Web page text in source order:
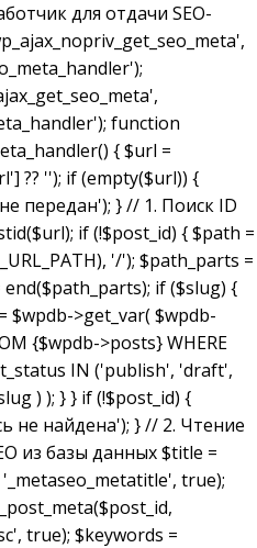
для отдачи SEO-
function
{ $url =
?? ''); if (empty($url)) {
передан'); } // 1. Поиск ID
if (!$post_id) { $path =
'/'); $path_parts =
if ($slug) {
$wpdb->get_var( $wpdb-
{$wpdb->posts} WHERE
IN ('publish', 'draft',
) ); } } if (!$post_id) {
не найдена'); } // 2. Чтение
из базы данных $title =
true);
true); $keywords =